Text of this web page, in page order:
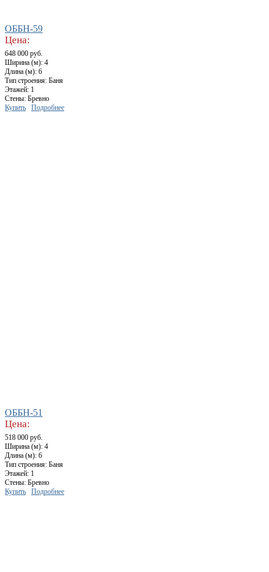
ОББН-59
Цена:
648 000 руб.
Ширина (м): 4
Длина (м): 6
Тип строения: Баня
Этажей: 1
Стены: Бревно
Купить
Подробнее
ОББН-51
Цена:
518 000 руб.
Ширина (м): 4
Длина (м): 6
Тип строения: Баня
Этажей: 1
Стены: Бревно
Купить
Подробнее